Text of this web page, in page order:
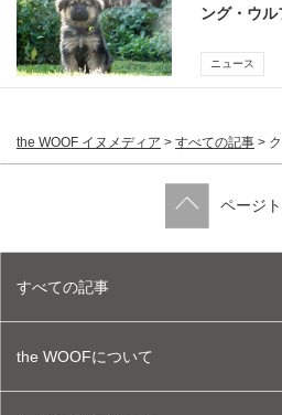
ング・ウ
ニュース
the WOOF イヌメディア > すべての記事 >
ページ
すべての記事
the WOOFについて